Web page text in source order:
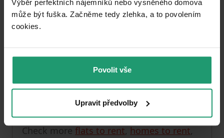
Výběr perfektních nájemníků nebo vysněného domova
může být fuška. Začněme tedy zlehka, a to povolením
cookies.​
Povolit vše
Upravit předvolby
Unfortunately, we currently have no offers in this
Karlovy Vary District.
Check more flats to rent, homes to rent,